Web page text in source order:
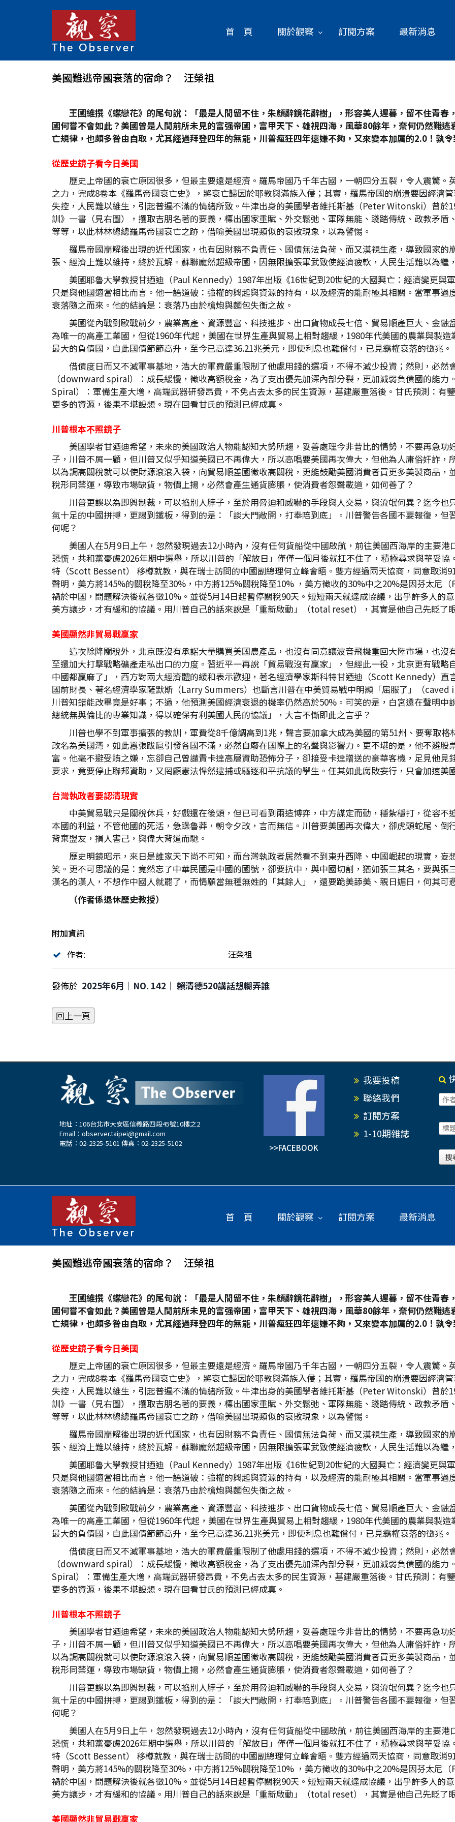
首 頁 關於觀察 訂閱方案 最新消息
美國難逃帝國衰落的宿命？│汪榮祖
王國維撰《蝶戀花》的尾句說：「最是人間留不住，朱顏辭鏡花辭樹」，形容美人遲暮，留不住青
國何嘗不會如此？美國曾是人間前所未見的富强帝國，富甲天下、雄視四海，風華80餘年，奈何仍然難逃
亡規律，也頗多咎由自取，尤其經過拜登四年的無能，川普瘋狂四年還嫌不夠，又來變本加厲的2.0 ！孰
從歷史鏡子看今日美國
歷史上帝國的衰亡原因很多，但最主要還是經濟。羅馬帝國乃千年古國，一朝四分五裂，令人震驚
之力，完成8卷本《羅馬帝國衰亡史》，將衰亡歸因於耶教與滿族入侵；其實，羅馬帝國的崩潰要因經濟
失控，人民難以維生，引起普遍不滿的情緒所致。牛津出身的美國學者維托斯基（Peter Witonski）曾於
訓》一書（見右圖），攫取吉朋名著的要義，標出國家重賦、外交鬆弛、軍隊無能、踐踏傳統、政教矛
等等，以此林林總總羅馬帝國衰亡之跡，借喻美國出現類似的衰敗現象，以為警惕。
羅馬帝國崩解後出現的近代國家，也有因財務不負責任、國債無法負荷、而又漠視生產，導致國家
張、經濟上難以維持，終於瓦解。蘇聯龐然超級帝國，因無限擴張軍武致使經濟疲軟，人民生活難以為繼
美國耶魯大學教授甘迺迪（Paul Kennedy）1987年出版《16世紀到20世紀的大國興亡：經濟變更與
只是與他國適當相比而言。他一語道破：強權的興起與資源的持有，以及經濟的能耐極其相關。當軍事
衰落隨之而來。他的結論是：衰落乃由於槍炮與麵包失衡之故。
美國從內戰到歐戰前夕，農業高產、資源豐富、科技進步、出口貨物成長七倍、貿易順產巨大、金
為唯一的高產工業國，但從1960年代起，美國在世界生產與貿易上相對趨緩，1980年代美國的農業與製
最大的負債國，自此國債節節高升，至今已高達36.21兆美元，即使利息也難償付，已見霸權衰落的徵兆。
借債度日而又不減軍事基地，浩大的軍費嚴重限制了他處用錢的選項，不得不減少投資；然則，必然
（downward spiral）：成長緩慢，徵收高額稅金，為了支出優先加深內部分裂，更加減弱負債國的能
Spiral）：軍備生產大增，高端武器研發昂貴，不免占去太多的民生資源，基建嚴重落後。甘氏預測：有
更多的資源，後果不堪設想。現在回看甘氏的預測已經成真。
川普根本不照鏡子
美國學者甘迺迪希望，未來的美國政治人物能認知大勢所趨，妥善處理今非昔比的情勢，不要再急
子，川普不屑一顧，但川普又似乎知道美國已不再偉大，所以高唱要美國再次偉大，但他為人庸俗奸詐
以為調高關稅就可以使財源滾滾入袋，向貿易順差國徵收高關稅，更能鼓勵美國消費者買更多美製商品
稅形同禁運，導致市場缺貨，物價上揚，必然會產生通貨膨脹，使消費者怨聲載道，如何善了？
川普更誤以為即興制裁，可以掐別人脖子，至於用脅迫和威嚇的手段與人交易，與流氓何異？迄今
氣十足的中國拼搏，更踢到鐵板，得到的是：「談大門敞開，打奉陪到底」。川普警告各國不要報復，
何呢？
美國人在5月9日上午，忽然發現過去12小時內，沒有任何貨船從中國啟航，前往美國西海岸的主要
恐慌，共和黨憂慮2026年期中選舉，所以川普的「解放日」僅僅一個月後就扛不住了，積極尋求與華妥
特（Scott Bessent） 移樽就教，與在瑞士訪問的中國副總理何立峰會晤。雙方經過兩天協商，同意取消
聲明，美方將145%的關稅降至30%，中方將125%關稅降至10% ，美方徵收的30%中之20%是因芬太尼
禍於中國，問題解決後就各徵10%。並從5月14日起暫停關稅90天。短短兩天就達成協議，出乎許多人的
美方讓步，才有緩和的協議。用川普自己的話來說是「重新啟動」（total reset），其實是他自己先眨了
美國顯然非貿易戰贏家
這次除降關稅外，北京既沒有承諾大量購買美國農產品，也沒有同意讓波音飛機重回大陸市場，也
至還加大打擊戰略礦產走私出口的力度。習近平一再說「貿易戰沒有贏家」，但經此一役，北京更有戰
中國都贏麻了」，西方對兩大經濟體的緩和表示歡迎，著名經濟學家斯科特甘迺迪（Scott Kennedy）直
國前財長、著名經濟學家薩默斯（Larry Summers）也斷言川普在中美貿易戰中明顯「屈服了」（
川普知錯能改畢竟是好事；不過，他預測美國經濟衰退的機率仍然高於50%。可笑的是，白宮還在聲明
總統無與倫比的專業知識，得以確保有利美國人民的協議」，大言不慚即此之言乎？
川普也學不到軍事擴張的教訓，軍費從8千億調高到1兆，聲言要加拿大成為美國的第51州、要奪取
改名為美國灣，如此囂張跋扈引發各國不滿，必然自廢在國際上的名聲與影響力。更不堪的是，他不避
富。他毫不避受賄之嫌，忘卻自己曾譴責卡達高層資助恐怖分子，卻接受卡達贈送的豪華客機，足見他
要求，竟要停止聯邦資助，又罔顧憲法悍然逮捕或驅逐和平抗議的學生。任其如此腐敗妄行，只會加速美
台灣執政者要認清現實
中美貿易戰只是關稅休兵，好戲還在後頭，但已可看到兩造博弈，中方謀定而動，穩紮穩打，從容
本國的利益，不管他國的死活，急躁魯莽，朝令夕改，言而無信。川普要美國再次偉大，卻虎頭蛇尾、
背棄盟友，損人害己，與偉大背道而馳。
歷史明鏡昭示，來日是誰家天下尚不可知，而台灣執政者居然看不到東升西降、中國崛起的現實，
笑。更不可思議的是：竟然忘了中華民國是中國的國號，卻要抗中，與中國切割，猶如張三其名，要與
漢名的漢人，不想作中國人就罷了，而情願當無種無姓的「其餘人」，還要跪美舔美、親日媚日，何其可
（作者係退休歷史教授）
附加資訊
作者:
汪榮祖
發佈於 2025年6月｜NO. 142│ 賴清德520講話想糊弄誰
地址：106台北市大安區信義路四段45號10樓之2
Email： observer.taipei@gmail.com
電話：02-2325-5101 傳真：02-2325-5102
>>FACEBOOK
我要投稿
聯絡我們
訂閱方案
1-10期雜誌
首 頁 關於觀察 訂閱方案 最新消息
美國難逃帝國衰落的宿命？│汪榮祖
王國維撰《蝶戀花》的尾句說：「最是人間留不住，朱顏辭鏡花辭樹」，形容美人遲暮，留不住青
國何嘗不會如此？美國曾是人間前所未見的富强帝國，富甲天下、雄視四海，風華80餘年，奈何仍然難逃
亡規律，也頗多咎由自取，尤其經過拜登四年的無能，川普瘋狂四年還嫌不夠，又來變本加厲的2.0 ！孰
從歷史鏡子看今日美國
歷史上帝國的衰亡原因很多，但最主要還是經濟。羅馬帝國乃千年古國，一朝四分五裂，令人震驚
之力，完成8卷本《羅馬帝國衰亡史》，將衰亡歸因於耶教與滿族入侵；其實，羅馬帝國的崩潰要因經濟
失控，人民難以維生，引起普遍不滿的情緒所致。牛津出身的美國學者維托斯基（Peter Witonski）曾於
訓》一書（見右圖），攫取吉朋名著的要義，標出國家重賦、外交鬆弛、軍隊無能、踐踏傳統、政教矛
等等，以此林林總總羅馬帝國衰亡之跡，借喻美國出現類似的衰敗現象，以為警惕。
羅馬帝國崩解後出現的近代國家，也有因財務不負責任、國債無法負荷、而又漠視生產，導致國家
張、經濟上難以維持，終於瓦解。蘇聯龐然超級帝國，因無限擴張軍武致使經濟疲軟，人民生活難以為繼
美國耶魯大學教授甘迺迪（Paul Kennedy）1987年出版《16世紀到20世紀的大國興亡：經濟變更與
只是與他國適當相比而言。他一語道破：強權的興起與資源的持有，以及經濟的能耐極其相關。當軍事
衰落隨之而來。他的結論是：衰落乃由於槍炮與麵包失衡之故。
美國從內戰到歐戰前夕，農業高產、資源豐富、科技進步、出口貨物成長七倍、貿易順產巨大、金
為唯一的高產工業國，但從1960年代起，美國在世界生產與貿易上相對趨緩，1980年代美國的農業與製
最大的負債國，自此國債節節高升，至今已高達36.21兆美元，即使利息也難償付，已見霸權衰落的徵兆。
借債度日而又不減軍事基地，浩大的軍費嚴重限制了他處用錢的選項，不得不減少投資；然則，必然
（downward spiral）：成長緩慢，徵收高額稅金，為了支出優先加深內部分裂，更加減弱負債國的能
Spiral）：軍備生產大增，高端武器研發昂貴，不免占去太多的民生資源，基建嚴重落後。甘氏預測：有
更多的資源，後果不堪設想。現在回看甘氏的預測已經成真。
川普根本不照鏡子
美國學者甘迺迪希望，未來的美國政治人物能認知大勢所趨，妥善處理今非昔比的情勢，不要再急
子，川普不屑一顧，但川普又似乎知道美國已不再偉大，所以高唱要美國再次偉大，但他為人庸俗奸詐
以為調高關稅就可以使財源滾滾入袋，向貿易順差國徵收高關稅，更能鼓勵美國消費者買更多美製商品
稅形同禁運，導致市場缺貨，物價上揚，必然會產生通貨膨脹，使消費者怨聲載道，如何善了？
川普更誤以為即興制裁，可以掐別人脖子，至於用脅迫和威嚇的手段與人交易，與流氓何異？迄今
氣十足的中國拼搏，更踢到鐵板，得到的是：「談大門敞開，打奉陪到底」。川普警告各國不要報復，
何呢？
美國人在5月9日上午，忽然發現過去12小時內，沒有任何貨船從中國啟航，前往美國西海岸的主要
恐慌，共和黨憂慮2026年期中選舉，所以川普的「解放日」僅僅一個月後就扛不住了，積極尋求與華妥
特（Scott Bessent） 移樽就教，與在瑞士訪問的中國副總理何立峰會晤。雙方經過兩天協商，同意取消
聲明，美方將145%的關稅降至30%，中方將125%關稅降至10% ，美方徵收的30%中之20%是因芬太尼
禍於中國，問題解決後就各徵10%。並從5月14日起暫停關稅90天。短短兩天就達成協議，出乎許多人的
美方讓步，才有緩和的協議。用川普自己的話來說是「重新啟動」（total reset），其實是他自己先眨了
美國顯然非貿易戰贏家